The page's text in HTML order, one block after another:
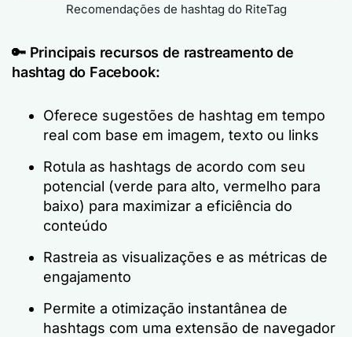
Recomendações de hashtag do RiteTag
🔑 Principais recursos de rastreamento de
hashtag do Facebook:
Oferece sugestões de hashtag em tempo
real com base em imagem, texto ou links
Rotula as hashtags de acordo com seu
potencial (verde para alto, vermelho para
baixo) para maximizar a eficiência do
conteúdo
Rastreia as visualizações e as métricas de
engajamento
Permite a otimização instantânea de
hashtags com uma extensão de navegador